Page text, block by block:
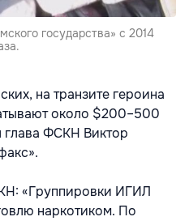
государства» с 2014
на транзите героина
около $200–500
глава ФСКН Виктор
«Группировки ИГИЛ
наркотиком. По